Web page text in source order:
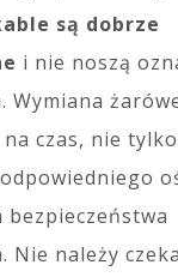
są dobrze
i nie noszą
Wymiana
czas, nie
bezpieczeństwa
Nie należy